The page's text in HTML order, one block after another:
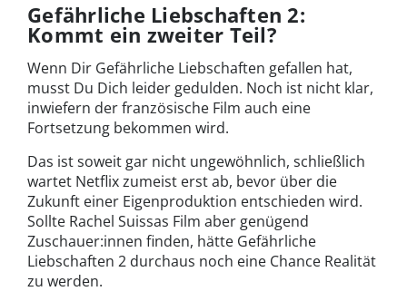
Gefährliche Liebschaften 2:
Kommt ein zweiter Teil?
Wenn Dir Gefährliche Liebschaften gefallen hat,
musst Du Dich leider gedulden. Noch ist nicht klar,
inwiefern der französische Film auch eine
Fortsetzung bekommen wird.
Das ist soweit gar nicht ungewöhnlich, schließlich
wartet Netflix zumeist erst ab, bevor über die
Zukunft einer Eigenproduktion entschieden wird.
Sollte Rachel Suissas Film aber genügend
Zuschauer:innen finden, hätte Gefährliche
Liebschaften 2 durchaus noch eine Chance Realität
zu werden.